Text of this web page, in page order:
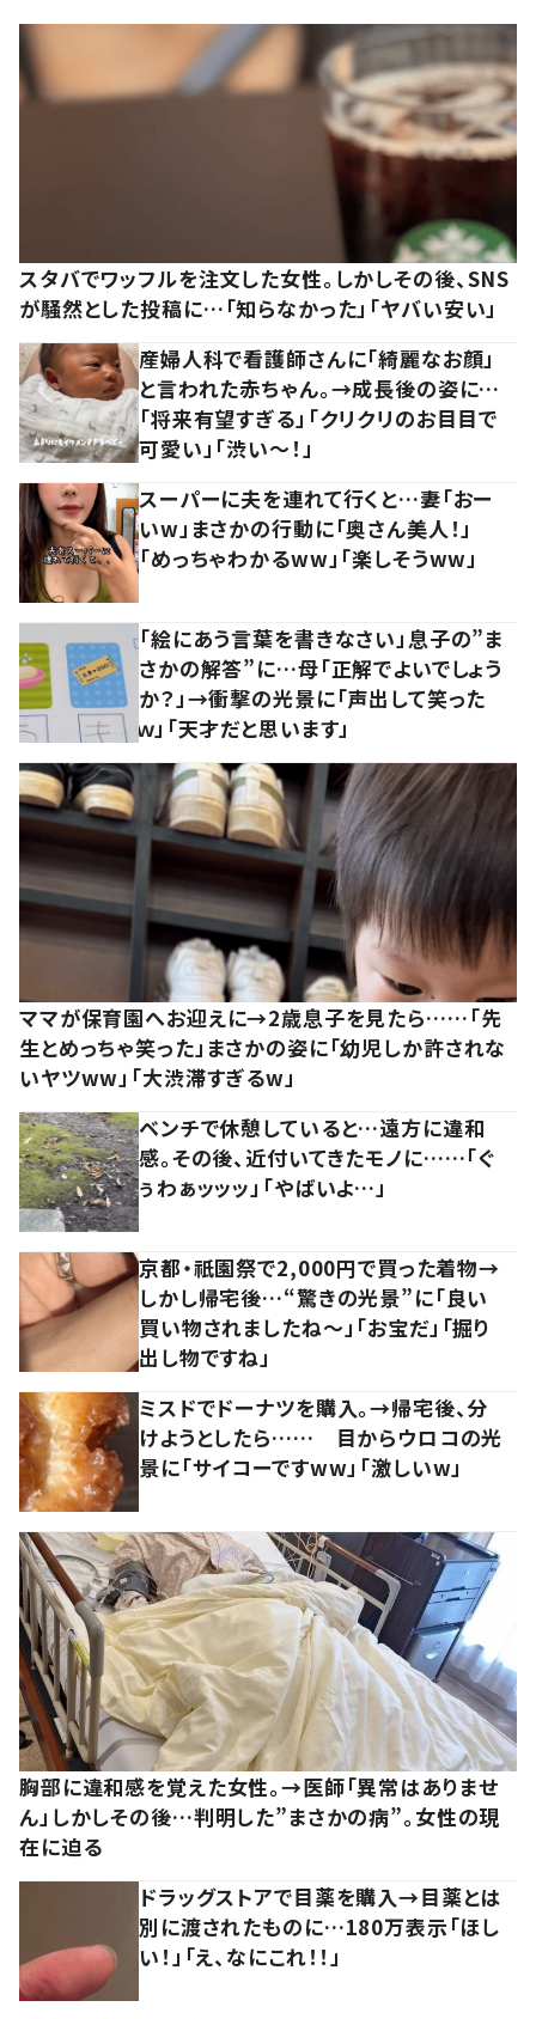
スタバでワッフルを注文した女性。しかしその後、SNS
が騒然とした投稿に…「知らなかった」「ヤバい安い」
産婦人科で看護師さんに「綺麗なお顔」
と言われた赤ちゃん。→成長後の姿に…
「将来有望すぎる」「クリクリのお目目で
可愛い」「渋い～！」
スーパーに夫を連れて行くと…妻「おー
いw」まさかの行動に「奥さん美人！」
「めっちゃわかるww」「楽しそうww」
「絵にあう言葉を書きなさい」息子の”ま
さかの解答”に…母「正解でよいでしょう
か？」→衝撃の光景に「声出して笑った
ｗ」「天才だと思います」
ママが保育園へお迎えに→2歳息子を見たら……「先
生とめっちゃ笑った」まさかの姿に「幼児しか許されな
いヤツww」「大渋滞すぎるw」
ベンチで休憩していると…遠方に違和
感。その後、近付いてきたモノに……「ぐ
ぅわぁッッッ」「やばいよ…」
京都・祇園祭で2,000円で買った着物→
しかし帰宅後…“驚きの光景”に「良い
買い物されましたね～」「お宝だ」「掘り
出し物ですね」
ミスドでドーナツを購入。→帰宅後、分
けようとしたら…… 目からウロコの光
景に「サイコーですww」「激しいw」
胸部に違和感を覚えた女性。→医師「異常はありませ
ん」しかしその後…判明した”まさかの病”。女性の現
在に迫る
ドラッグストアで目薬を購入→目薬とは
別に渡されたものに…180万表示「ほし
い！」「え、なにこれ！！」